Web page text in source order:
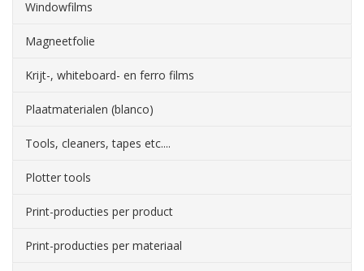
Windowfilms
Magneetfolie
Krijt-, whiteboard- en ferro films
Plaatmaterialen (blanco)
Tools, cleaners, tapes etc....
Plotter tools
Print-producties per product
Print-producties per materiaal